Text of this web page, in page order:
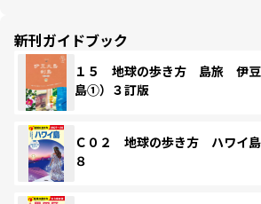
新刊ガイドブック
１５ 地球の歩き方 島旅 伊
島①）３訂版
Ｃ０２ 地球の歩き方 ハワイ
８